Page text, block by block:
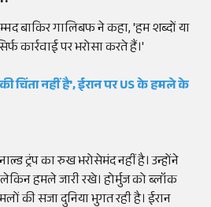
बाकिर गालिबफ ने कहा, 'हम शब्दों या
कार्रवाई पर भरोसा करते हैं।'
चिंता नहीं है', ईरान पर US के हमले के
ट्रंप का रुख भरोसेमंद नहीं है। उन्होंने
हमले जारी रखे। होर्मुज को ब्लॉक
की सजा दुनिया भुगत रही है। ईरान